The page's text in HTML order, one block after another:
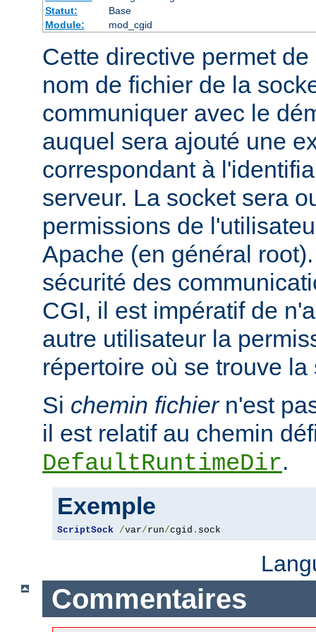
Statut:
Base
Module:
mod_cgid
Cette directive permet
nom de fichier de la
communiquer avec le
auquel sera ajouté une
correspondant à
serveur. La socket sera
permissions de
Apache (en général
sécurité des
CGI, il est impératif de
autre utilisateur la
répertoire où se trouve la
Si chemin fichiern'est
il est relatif au chemin
DefaultRuntimeDir.
Exemple
ScriptSock /var/run/cgid . sock
Commentaires